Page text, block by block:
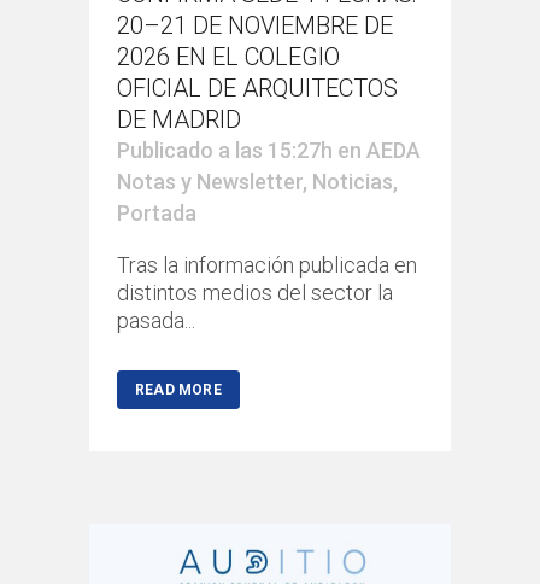
20–21 DE NOVIEMBRE DE
2026 EN EL COLEGIO
OFICIAL DE ARQUITECTOS
DE MADRID
Publicado a las 15:27h en AEDA
Notas y Newsletter, Noticias,
Portada
Tras la información publicada en
distintos medios del sector la
pasada...
READ MORE